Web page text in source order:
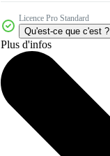
Licence Pro Standard
Qu'est-ce que c'est ?
Plus d'infos